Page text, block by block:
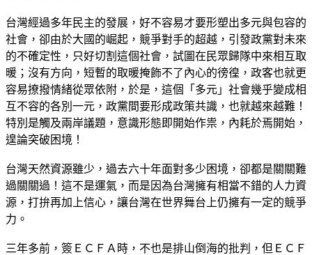
台灣經過多年民主的發展，好不容易才要形塑出多元與包容的
社會，卻由於大國的崛起，競爭對手的超越，引發政黨對未來
的不確定性，只好切割這個社會，試圖在民眾歸隊中來相互取
暖；沒有方向，短暫的取暖掩飾不了內心的徬徨，政客也就更
容易撩撥情緒從眾依附，於是，這個「多元」社會幾乎變成相
互不容的各別一元，政黨間要形成政策共識，也就越來越難！
特別是觸及兩岸議題，意識形態即開始作祟，內耗於焉開始，
遑論突破困境！
台灣天然資源雖少，過去六十年面對多少困境，卻都是關關難
過關關過！這不是運氣，而是因為台灣擁有相當不錯的人力資
源，打拚再加上信心，讓台灣在世界舞台上仍擁有一定的競爭
力。
三年多前，簽ＥＣＦＡ時，不也是排山倒海的批判，但ＥＣＦ